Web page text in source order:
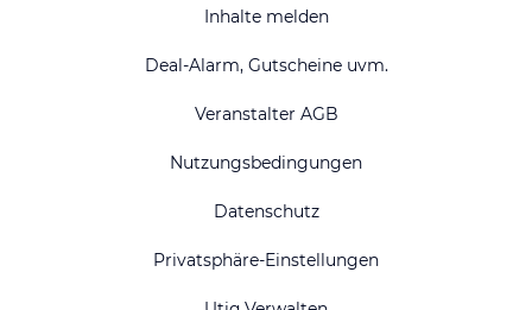
Inhalte melden
Deal-Alarm, Gutscheine uvm.
Veranstalter AGB
Nutzungsbedingungen
Datenschutz
Privatsphäre-Einstellungen